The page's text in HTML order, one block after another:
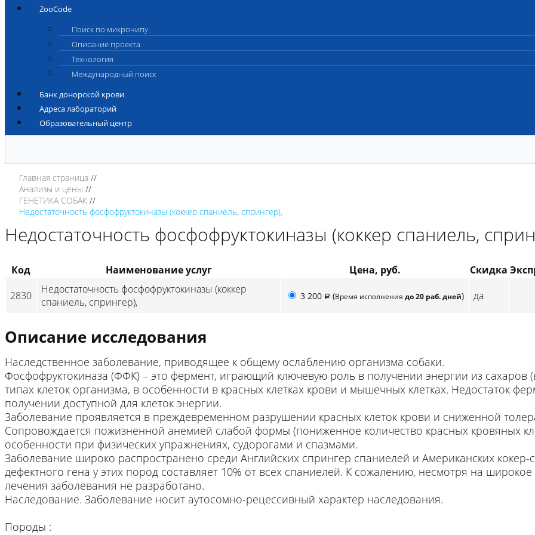
ZooCode
Поиск по микрочипу
Описание проекта
Технология
Международный поиск
Банк донорской крови
Адреса лабораторий
Образовательный центр
Главная страница
Анализы и цены
ГЕНЕТИКА СОБАК
Недостаточность фосфофруктокиназы (коккер спаниель, спрингер),
Недостаточность фосфофруктокиназы (коккер спаниель,
Код Наименование услуг Цена, руб. Скидка
2830
Недостаточность фосфофруктокиназы (коккер
спаниель, спрингер),
3 200 p (Время исполнения до 20 раб. дней) да
Описание исследования
Наследственное заболевание, приводящее к общему ослаблению организма собаки.
Фосфофруктокиназа (ФФК) – это фермент, играющий ключевую роль в получении энергии из сахаров
типах клеток организма, в особенности в красных клетках крови и мышечных клетках. Недостаток
получении доступной для клеток энергии.
Заболевание проявляется в преждевременном разрушении красных клеток крови и сниженной
Сопровождается пожизненной анемией слабой формы (пониженное количество красных кровяных
особенности при физических упражнениях, судорогами и спазмами.
Заболевание широко распространено среди Английских спрингер спаниелей и Американских кокер-
дефектного гена у этих пород составляет 10% от всех спаниелей. К сожалению, несмотря на
лечения заболевания не разработано.
Наследование. Заболевание носит аутосомно-рецессивный характер наследования.
Породы :